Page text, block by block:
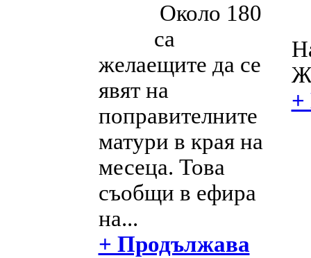
Около 180
са
желаещите да се
явят на
поправителните
матури в края на
месеца. Това
съобщи в ефира
на...
+ Продължава
+